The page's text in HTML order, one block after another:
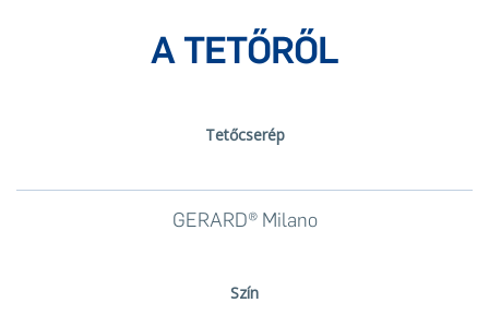
A TETŐRŐL
Tetőcserép
GERARD® Milano
Szín